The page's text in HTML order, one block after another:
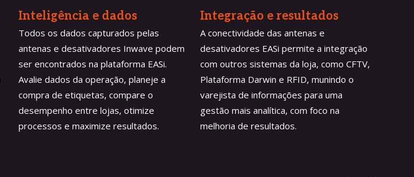
Inteligência e dados
Todos os dados capturados pelas
antenas e desativadores Inwave podem
ser encontrados na plataforma EASi.
Avalie dados da operação, planeje a
compra de etiquetas, compare o
desempenho entre lojas, otimize
processos e maximize resultados.
Integração e resultados
A conectividade das antenas e
desativadores EASi permite a integração
com outros sistemas da loja, como CFTV,
Plataforma Darwin e RFID, munindo o
varejista de informações para uma
gestão mais analítica, com foco na
melhoria de resultados.